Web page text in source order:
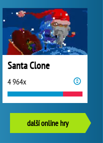
Santa Clone
4 964x
další online hry